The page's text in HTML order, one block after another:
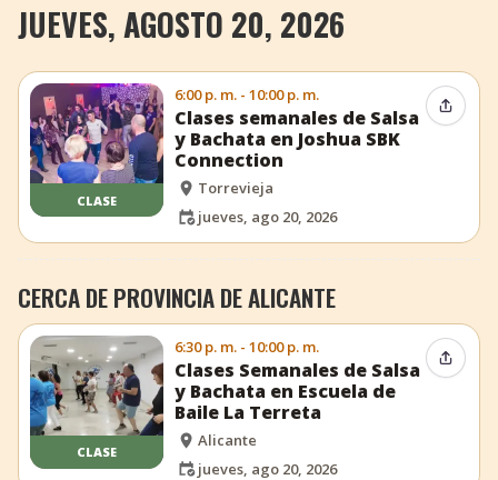
JUEVES, AGOSTO 20, 2026
CLASE
6:00 p. m. - 10:00 p. m.
Clases semanales de Salsa
y Bachata en Joshua SBK
Connection
Torrevieja
jueves, ago 20, 2026
CERCA DE PROVINCIA DE ALICANTE
CLASE
6:30 p. m. - 10:00 p. m.
Clases Semanales de Salsa
y Bachata en Escuela de
Baile La Terreta
Alicante
jueves, ago 20, 2026